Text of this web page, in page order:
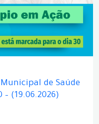
de Saúde
(19.06.2026)